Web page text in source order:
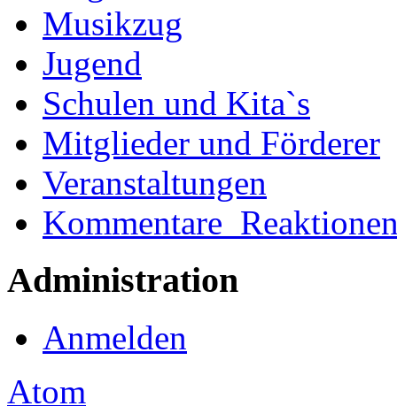
Musikzug
Jugend
Schulen und Kita`s
Mitglieder und Förderer
Veranstaltungen
Administration
Anmelden
Atom